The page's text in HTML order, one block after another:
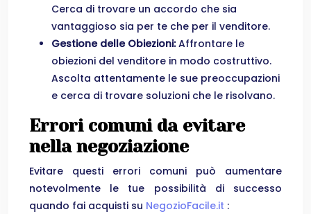
Cerca di trovare un accordo che sia
vantaggioso sia per te che per il venditore.
Gestione delle Obiezioni:Affrontare le
obiezioni del venditore in modo costruttivo.
Ascolta attentamente le sue preoccupazioni
e cerca di trovare soluzioni che le risolvano.
Errori comuni da evitare
nella negoziazione
Evitare questi errori comuni può aumentare
notevolmente le tue possibilità di successo
quando fai acquisti su NegozioFacile.it :